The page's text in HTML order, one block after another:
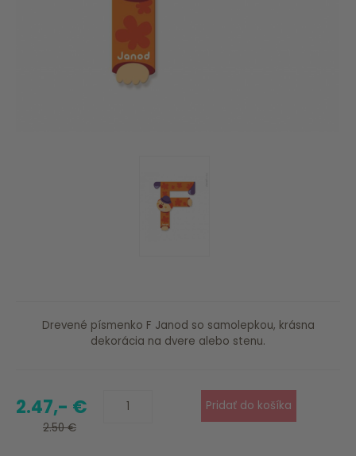
Drevené písmenko F Janod so samolepkou, krásna
dekorácia na dvere alebo stenu.
2.47,- €
2.50 €